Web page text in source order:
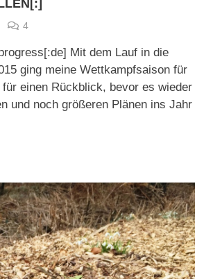
4
Mit dem Lauf in die
ging meine Wettkampfsaison für
einen Rückblick, bevor es wieder
und noch größeren Plänen ins Jahr